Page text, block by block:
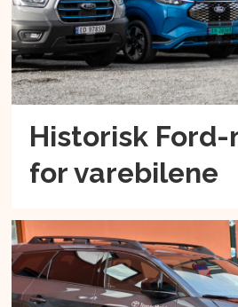
Historisk Ford-
for varebilene